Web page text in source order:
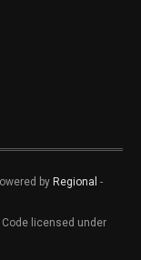
by Regional -
licensed under